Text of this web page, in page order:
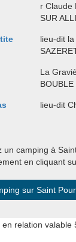
r Claude
SUR
lieu-dit
La
BOUBLE
lieu-dit
un camping à
en cliquant
sur Saint
relation valable